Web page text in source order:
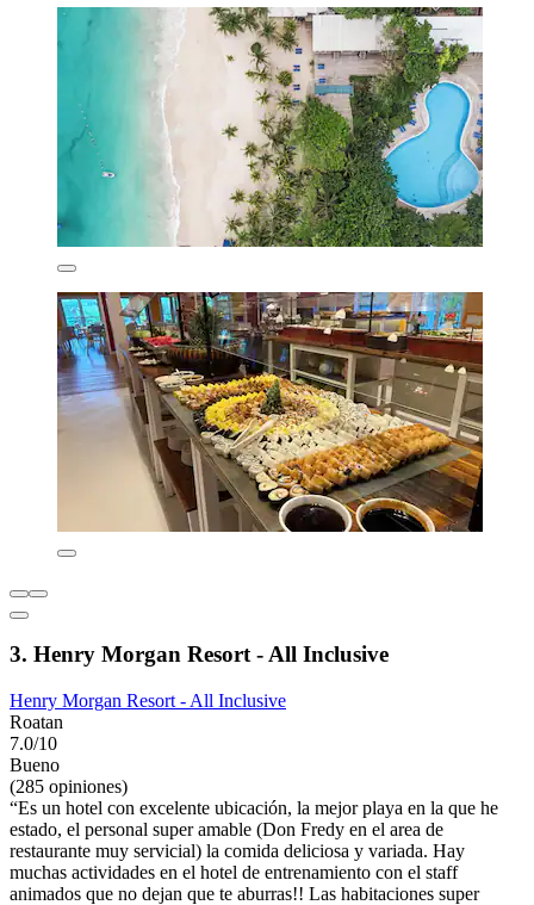
3. Henry Morgan Resort - All Inclusive
Henry Morgan Resort - All Inclusive
Roatan
7.0/10
Bueno
(285 opiniones)
“Es un hotel con excelente ubicación, la mejor playa en la que he
estado, el personal super amable (Don Fredy en el area de
restaurante muy servicial) la comida deliciosa y variada. Hay
muchas actividades en el hotel de entrenamiento con el staff
animados que no dejan que te aburras!! Las habitaciones super